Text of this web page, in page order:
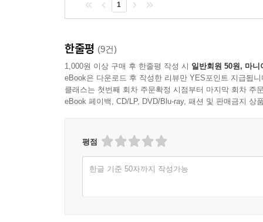
내가 문화적 실천을 ‘욕망의 교육’으로 묘사한 것
된다. 아이는 똑바로 앉는 법이나 칼을 잡는 법을
사회적 상상계, 사회적 질서에 대한 이미지, 좋은
--- 「2장 사회적 몸」중에서
을 만들고 있음(렘 7:18)을 깨닫지 못한 채 “이것
로한다(렘 7:4). 따라서 우리는 (세계 곳곳에서)
탐욕을 지니는 경향을 띠는 사람이 된다.
앞으로 오랫동안 필독서가 될 것이다.
창의성은 우리 시대의 가장 큰 화두다. 창의
기독교적으로 정초된 창의성을 발휘해서 시대
상상력과 창의성의 원초적 자리가 예배라는 사
다양한 삶의 자리에서 실현하는 사명으로 우리를
최근 신학의 흐름에 익숙한 독자라면 하나님 나
어렵지 않게 확인할 수 있을 것이다. 하지만 이
패러다임을 재조직하며, 교회와 사회의 관계를
1
한줄평 (9건)
1,000원 이상 구매 후 한줄평 작성 시 일반회원 50원, 마니
eBook은 다운로드 후 작성한 리뷰만 YES포인트 지급됩니
클래스는 첫번째 회차 주문확정 시점부터 마지막 회차 주
eBook 페이백, CD/LP, DVD/Blu-ray, 패션 및 판매금지 상
평점
한글 기준 50자까지 작성가능